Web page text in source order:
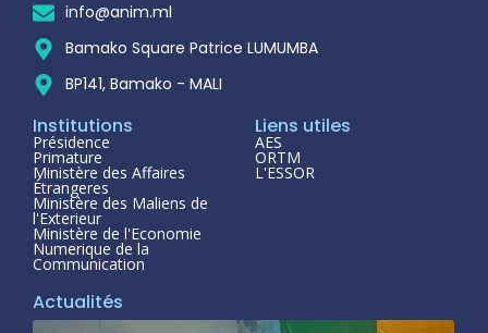
info@anim.ml
Bamako Square Patrice LUMUMBA
BP141, Bamako - MALI
Institutions
Présidence
Primature
Ministère des Affaires
Étrangeres
Ministère des Maliens de
l'Exterieur
Ministère de l'Economie
Numerique de la
Communication
Liens utiles
AES
ORTM
L'ESSOR
Actualités